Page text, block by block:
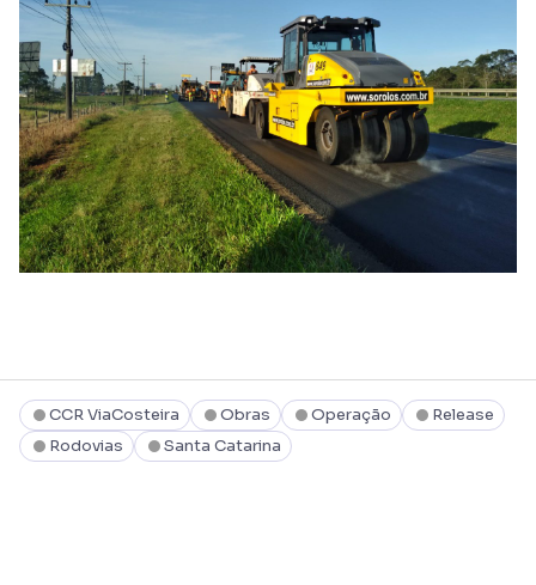
CCR ViaCosteira Obras Operação
Release
Rodovias
Santa Catarina